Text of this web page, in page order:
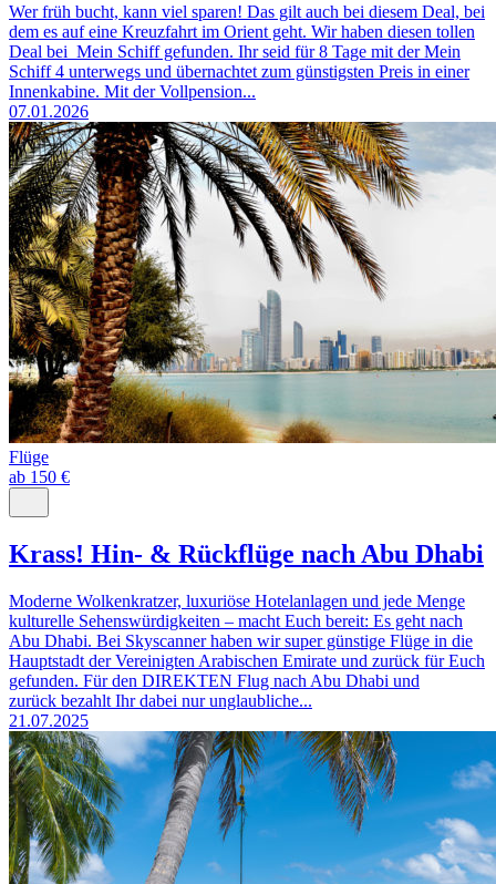
Wer früh bucht, kann viel sparen! Das gilt auch bei diesem Deal, bei
dem es auf eine Kreuzfahrt im Orient geht. Wir haben diesen tollen
Deal bei Mein Schiff gefunden. Ihr seid für 8 Tage mit der Mein
Schiff 4 unterwegs und übernachtet zum günstigsten Preis in einer
Innenkabine. Mit der Vollpension...
07.01.2026
Flüge
ab 150 €
Krass! Hin- & Rückflüge nach Abu Dhabi
Moderne Wolkenkratzer, luxuriöse Hotelanlagen und jede Menge
kulturelle Sehenswürdigkeiten – macht Euch bereit: Es geht nach
Abu Dhabi. Bei Skyscanner haben wir super günstige Flüge in die
Hauptstadt der Vereinigten Arabischen Emirate und zurück für Euch
gefunden. Für den DIREKTEN Flug nach Abu Dhabi und
zurück bezahlt Ihr dabei nur unglaubliche...
21.07.2025